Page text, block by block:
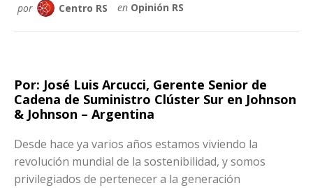
por Centro RS en Opinión RS
Por: José Luis Arcucci, Gerente Senior de
Cadena de Suministro Clúster Sur en Johnson
& Johnson – Argentina
Desde hace ya varios años estamos viviendo la
revolución mundial de la sostenibilidad, y somos
privilegiados de pertenecer a la generación